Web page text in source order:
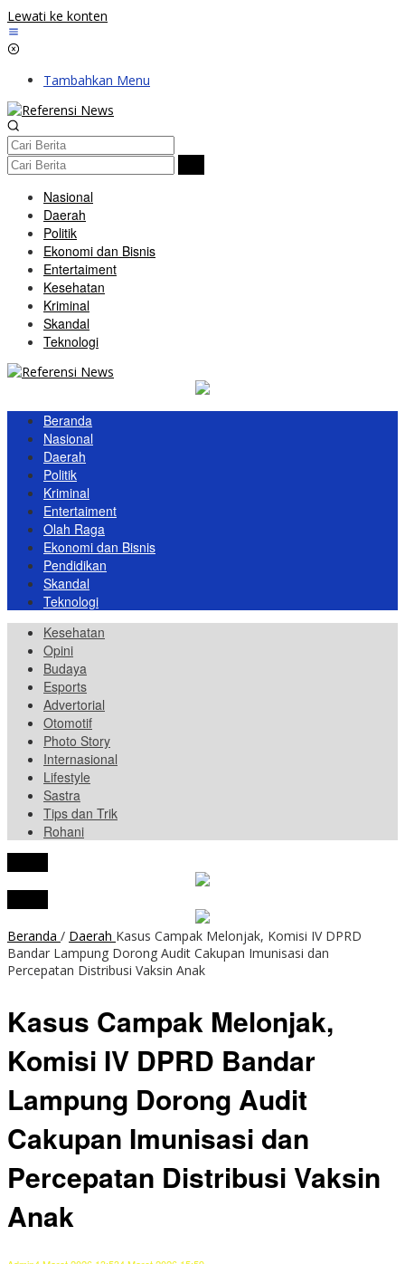
Lewati ke konten
Tambahkan Menu
Nasional
Daerah
Politik
Ekonomi dan Bisnis
Entertaiment
Kesehatan
Kriminal
Skandal
Teknologi
Beranda
Nasional
Daerah
Politik
Kriminal
Entertaiment
Olah Raga
Ekonomi dan Bisnis
Pendidikan
Skandal
Teknologi
Kesehatan
Opini
Budaya
Esports
Advertorial
Otomotif
Photo Story
Internasional
Lifestyle
Sastra
Tips dan Trik
Rohani
Beranda / Daerah Kasus Campak Melonjak, Komisi IV DPRD
Bandar Lampung Dorong Audit Cakupan Imunisasi dan
Percepatan Distribusi Vaksin Anak
Kasus Campak Melonjak,
Komisi IV DPRD Bandar
Lampung Dorong Audit
Cakupan Imunisasi dan
Percepatan Distribusi Vaksin
Anak